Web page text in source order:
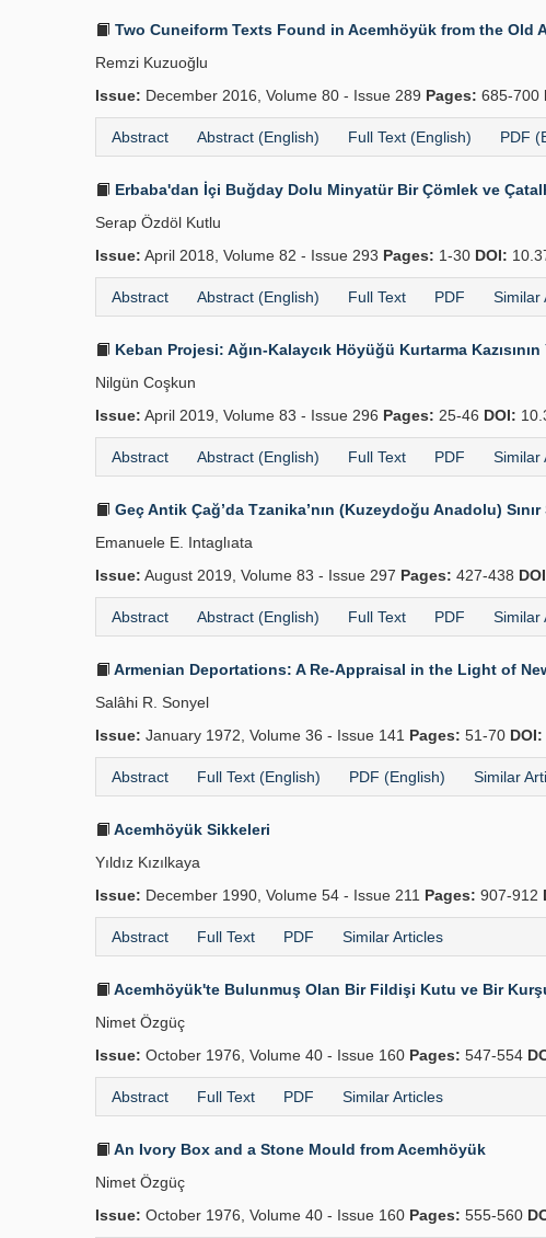
Two Cuneiform Texts Found in Acemhöyük from the Old
Remzi Kuzuoğlu
Issue: December 2016, Volume 80 - Issue 289 Pages: 685-700
Abstract Abstract (English) Full Text (English) PDF
Erbaba'dan İçi Buğday Dolu Minyatür Bir Çömlek ve
Serap Özdöl Kutlu
Issue: April 2018, Volume 82 - Issue 293 Pages: 1-30 DOI:
Abstract Abstract (English) Full Text PDF Similar
Keban Projesi: Ağın-Kalaycık Höyüğü Kurtarma
Nilgün Coşkun
Issue: April 2019, Volume 83 - Issue 296 Pages: 25-46 DOI:
Abstract Abstract (English) Full Text PDF Similar
Geç Antik Çağ’da Tzanika’nın (Kuzeydoğu Anadolu)
Emanuele E. Intaglıata
Issue: August 2019, Volume 83 - Issue 297 Pages: 427-438
Abstract Abstract (English) Full Text PDF Similar
Armenian Deportations: A Re-Appraisal in the Light of
Salâhi R. Sonyel
Issue: January 1972, Volume 36 - Issue 141 Pages: 51-70 DOI:
Abstract Full Text (English) PDF (English) Similar
Acemhöyük Sikkeleri
Yıldız Kızılkaya
Issue: December 1990, Volume 54 - Issue 211 Pages: 907-912
Abstract Full Text PDF Similar Articles
Acemhöyük'te Bulunmuş Olan Bir Fildişi Kutu ve Bir
Nimet Özgüç
Issue: October 1976, Volume 40 - Issue 160 Pages: 547-554
Abstract Full Text PDF Similar Articles
An Ivory Box and a Stone Mould from Acemhöyük
Nimet Özgüç
Issue: October 1976, Volume 40 - Issue 160 Pages: 555-560